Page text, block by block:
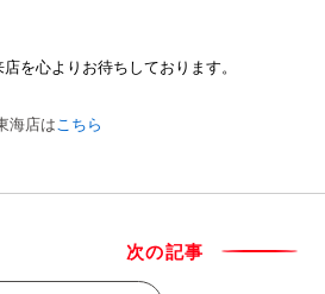
を心よりお待ちしております。
海店は こちら
次の記事